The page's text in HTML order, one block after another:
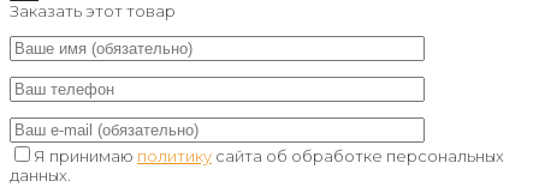
Заказать этот товар
Я принимаю политику сайта об обработке персональных
данных.